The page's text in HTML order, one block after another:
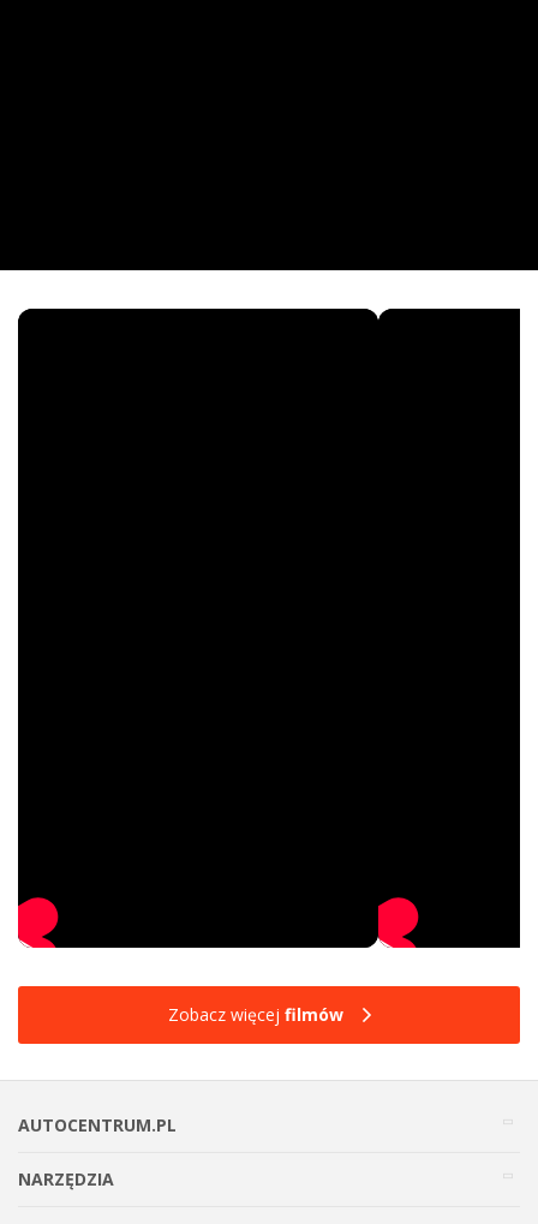
Zobacz więcej filmów
AUTOCENTRUM.PL
NARZĘDZIA